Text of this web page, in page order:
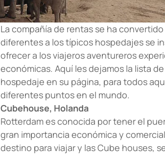
La compañía de rentas se ha
diferentes a los típicos hospedajes se
ofrecer a los viajeros aventureros
económicas. Aquí les dejamos la lista
hospedaje en su página, para todos
diferentes puntos en el mundo.
Cubehouse, Holanda
Rotterdam es conocida por tener el
gran importancia económica y
destino para viajar y las Cube houses,